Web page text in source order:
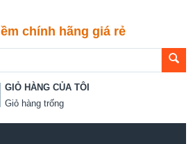
chính hãng giá rẻ
GIỎ HÀNG CỦA TÔI
Giỏ hàng trống